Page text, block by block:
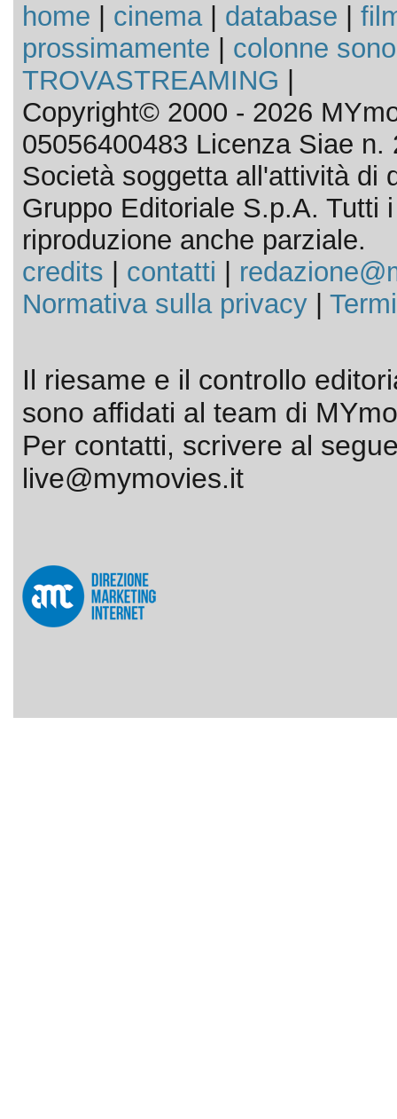
home cinema| database
prossimamente
colonne
TROVASTREAMING
Copyright© 2000 - 2026
05056400483 Licenza Siae n.
Società soggetta all'attività di
Gruppo Editoriale S.p.A. Tutti
riproduzione anche parziale.
credits
contatti
Normativa sulla privacy|
Il riesame e il controllo
sono affidati al team di
Per contatti, scrivere al
live@mymovies.it